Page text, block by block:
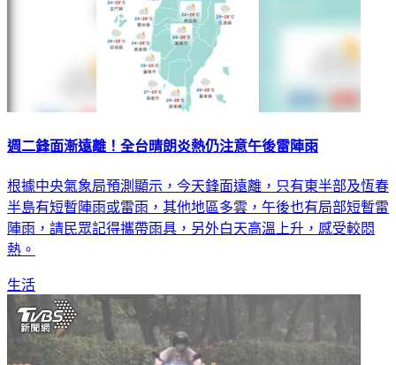
週二鋒面漸遠離！全台晴朗炎熱仍注意午後雷陣雨
根據中央氣象局預測顯示，今天鋒面遠離，只有東半部及恆春
半島有短暫陣雨或雷雨，其他地區多雲，午後也有局部短暫雷
陣雨，請民眾記得攜帶雨具，另外白天高溫上升，感受較悶
熱。
生活